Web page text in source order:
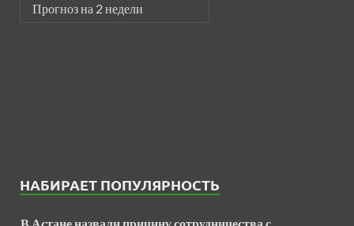
Прогноз на 2 недели
НАБИРАЕТ ПОПУЛЯРНОСТЬ
В Астане назвали причину сотрудничества с